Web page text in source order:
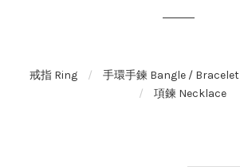
戒指 Ring 手環手鍊 Bangle / Bracelet
項鍊 Necklace